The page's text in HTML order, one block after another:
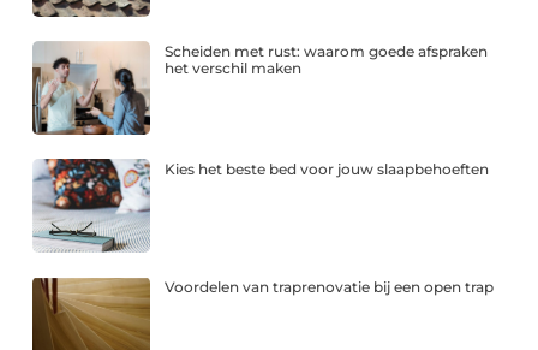
Scheiden met rust: waarom goede afspraken
het verschil maken
Kies het beste bed voor jouw slaapbehoeften
Voordelen van traprenovatie bij een open trap